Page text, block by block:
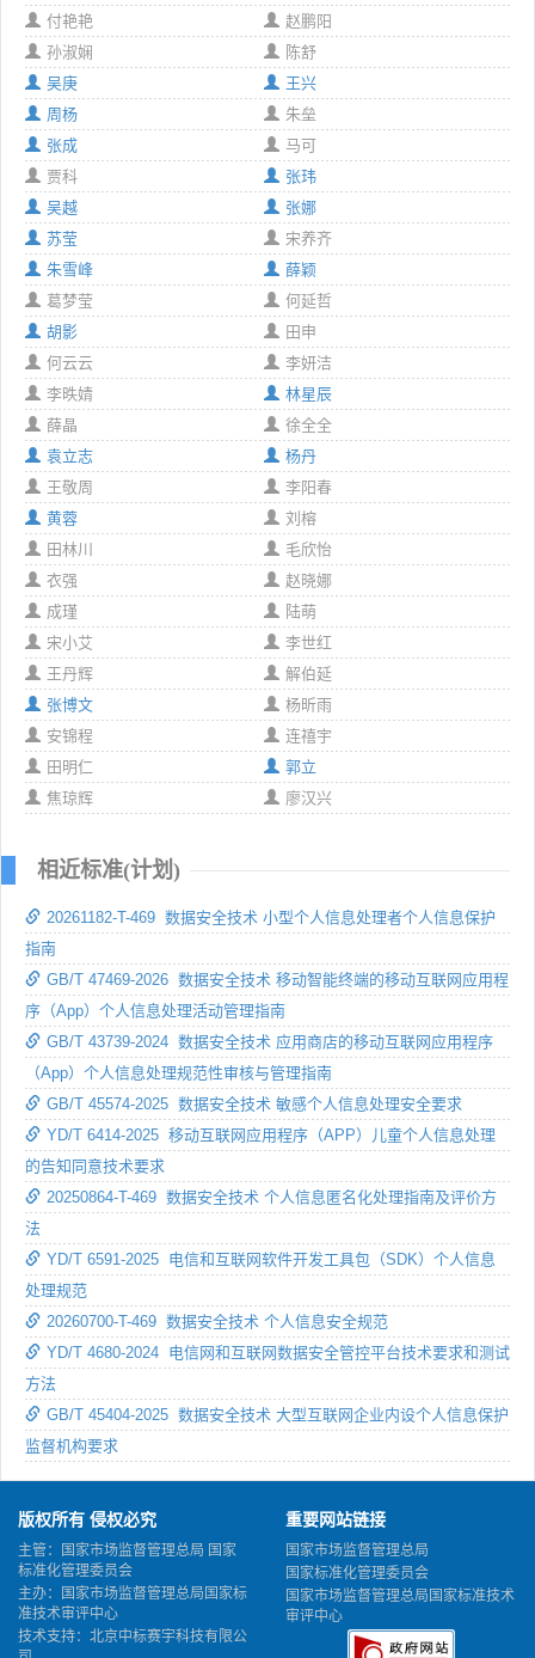
付艳艳
赵鹏阳
孙淑娴
陈舒
吴庚
王兴
周杨
朱垒
张成
马可
贾科
张玮
吴越
张娜
苏莹
宋养齐
朱雪峰
薛颖
葛梦莹
何延哲
胡影
田申
何云云
李妍洁
李昳婧
林星辰
薛晶
徐全全
袁立志
杨丹
王敬周
李阳春
黄蓉
刘榕
田林川
毛欣怡
衣强
赵晓娜
成瑾
陆萌
宋小艾
李世红
王丹辉
解伯延
张博文
杨昕雨
安锦程
连禧宇
田明仁
郭立
焦琼辉
廖汉兴
相近标准(计划)
20261182-T-469 数据安全技术 小型个人信息处理者个人信息保护
指南
GB/T 47469-2026 数据安全技术 移动智能终端的移动互联网应用程
序（App）个人信息处理活动管理指南
GB/T 43739-2024 数据安全技术 应用商店的移动互联网应用程序
（App）个人信息处理规范性审核与管理指南
GB/T 45574-2025 数据安全技术 敏感个人信息处理安全要求
YD/T 6414-2025 移动互联网应用程序（APP）儿童个人信息处理
的告知同意技术要求
20250864-T-469 数据安全技术 个人信息匿名化处理指南及评价方
法
YD/T 6591-2025 电信和互联网软件开发工具包（SDK）个人信息
处理规范
20260700-T-469 数据安全技术 个人信息安全规范
YD/T 4680-2024 电信网和互联网数据安全管控平台技术要求和测试
方法
GB/T 45404-2025 数据安全技术 大型互联网企业内设个人信息保护
监督机构要求
版权所有 侵权必究
主管：国家市场监督管理总局 国家
标准化管理委员会
主办：国家市场监督管理总局国家标
准技术审评中心
技术支持：北京中标赛宇科技有限公
重要网站链接
国家市场监督管理总局
国家标准化管理委员会
国家市场监督管理总局国家标准技术
审评中心